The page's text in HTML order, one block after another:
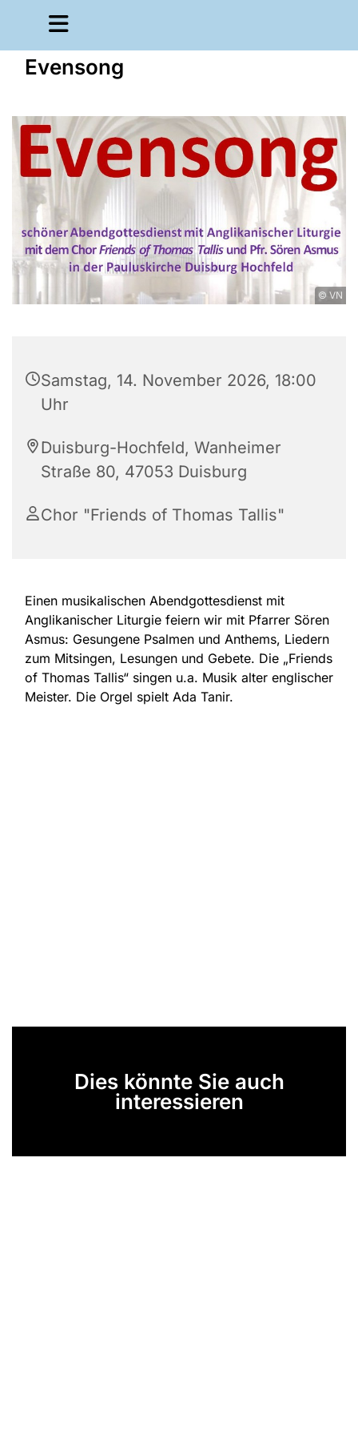
Evensong
© VN
Samstag, 14. November 2026, 18:00
Uhr
Duisburg-Hochfeld, Wanheimer
Straße 80, 47053 Duisburg
Chor "Friends of Thomas Tallis"
Einen musikalischen Abendgottesdienst mit
Anglikanischer Liturgie feiern wir mit Pfarrer Sören
Asmus: Gesungene Psalmen und Anthems, Liedern
zum Mitsingen, Lesungen und Gebete. Die „Friends
of Thomas Tallis“ singen u.a. Musik alter englischer
Meister. Die Orgel spielt Ada Tanir.
Dies könnte Sie auch
interessieren